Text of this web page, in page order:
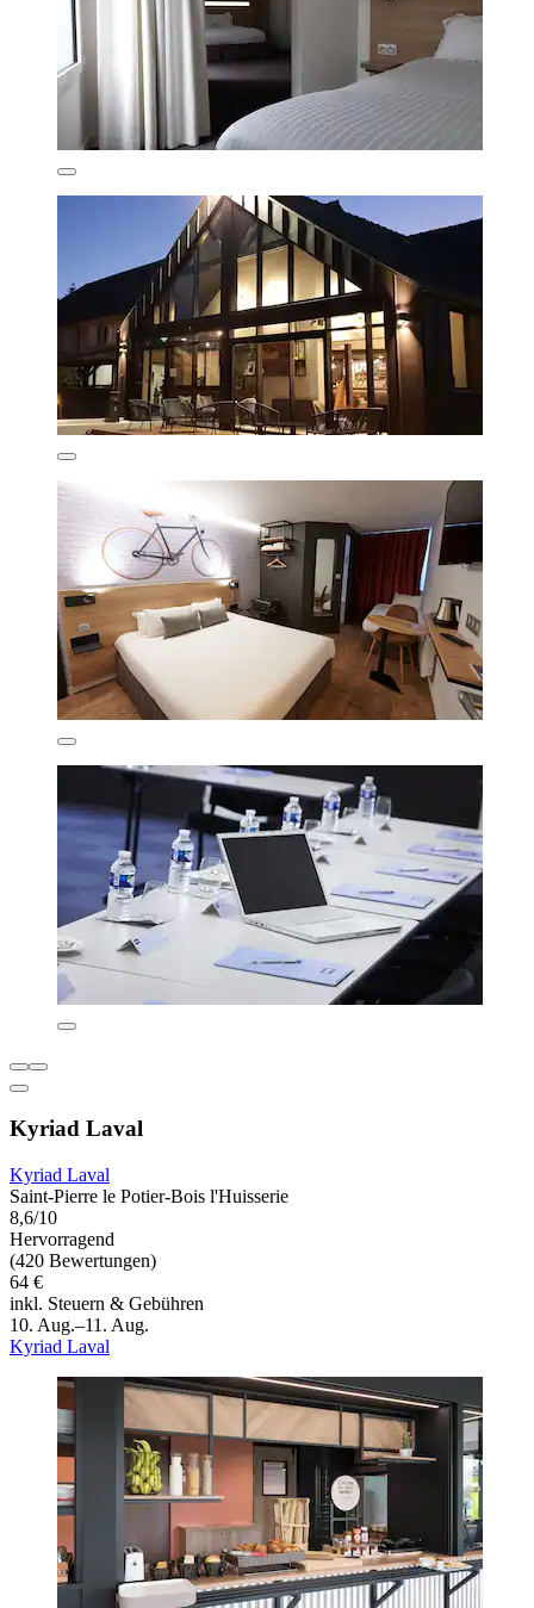
Kyriad Laval
Kyriad Laval
Saint-Pierre le Potier-Bois l'Huisserie
8,6/10
Hervorragend
(420 Bewertungen)
64 €
inkl. Steuern & Gebühren
10. Aug.–11. Aug.
Kyriad Laval